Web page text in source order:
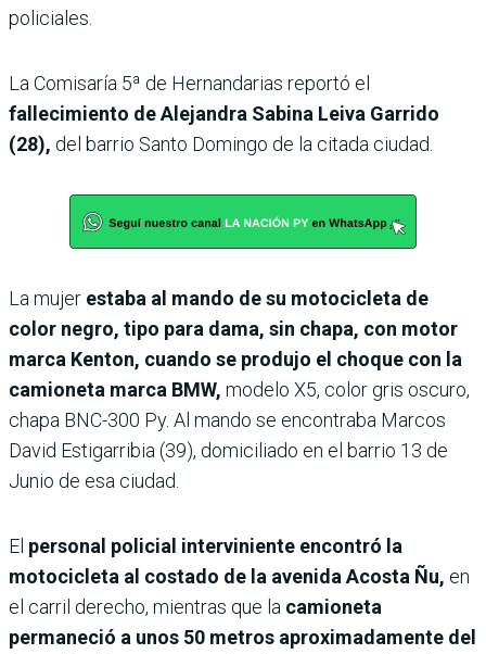
policiales.
La Comisaría 5ª de Hernandarias reportó el
fallecimiento de Alejandra Sabina Leiva Garrido
(28), del barrio Santo Domingo de la citada ciudad.
La mujer estaba al mando de su motocicleta de
color negro, tipo para dama, sin chapa, con motor
marca Kenton, cuando se produjo el choque con la
camioneta marca BMW, modelo X5, color gris oscuro,
chapa BNC-300 Py. Al mando se encontraba Marcos
David Estigarribia (39), domiciliado en el barrio 13 de
Junio de esa ciudad.
El personal policial interviniente encontró la
motocicleta al costado de la avenida Acosta Ñu, en
el carril derecho, mientras que la camioneta
permaneció a unos 50 metros aproximadamente del